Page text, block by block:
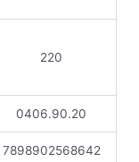
220
0406.90.20
7898902568642